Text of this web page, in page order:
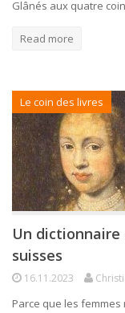
Glânés aux quatre
Read more
Le coin des livres
Un
suisses
16.11.2023
Parce que les